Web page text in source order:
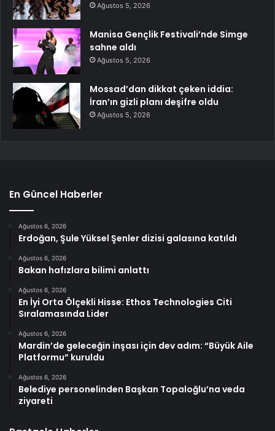
Ağustos 5, 2026
Manisa Gençlik Festivali’nde Simge
sahne aldı
Ağustos 5, 2026
Mossad’dan dikkat çeken iddia:
İran’ın gizli planı deşifre oldu
Ağustos 5, 2026
En Güncel Haberler
Ağustos 6, 2026
Erdoğan, Şule Yüksel Şenler dizisi galasına katıldı
Ağustos 6, 2026
Bakan hafızlara bilimi anlattı
Ağustos 6, 2026
En İyi Orta Ölçekli Hisse: Ethos Technologies Citi
Sıralamasında Lider
Ağustos 6, 2026
Mardin’de geleceğin inşası için dev adım: “Büyük Aile
Platformu” kuruldu
Ağustos 6, 2026
Belediye personelinden Başkan Topaloğlu’na veda
ziyareti